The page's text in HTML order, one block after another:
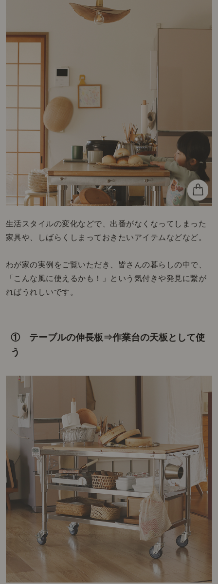
生活スタイルの変化などで、出番がなくなってしまった
家具や、しばらくしまっておきたいアイテムなどなど。
わが家の実例をご覧いただき、皆さんの暮らしの中で、
「こんな風に使えるかも！」という気付きや発見に繋が
ればうれしいです。
① テーブルの伸長板⇒作業台の天板として使
う